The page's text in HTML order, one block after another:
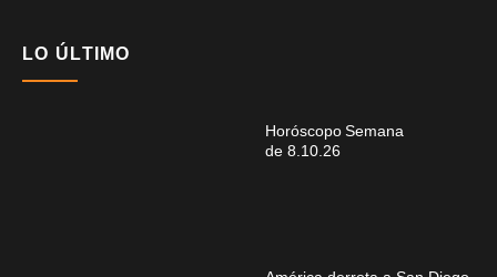
LO ÚLTIMO
Horóscopo Semana
de 8.10.26